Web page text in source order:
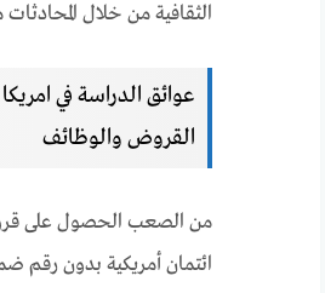
الثقافية من خلال المحادثات
عوائق الدراسة في
القروض والوظائف
من الصعب الحصول على
ائتمان أمريكية بدون رقم